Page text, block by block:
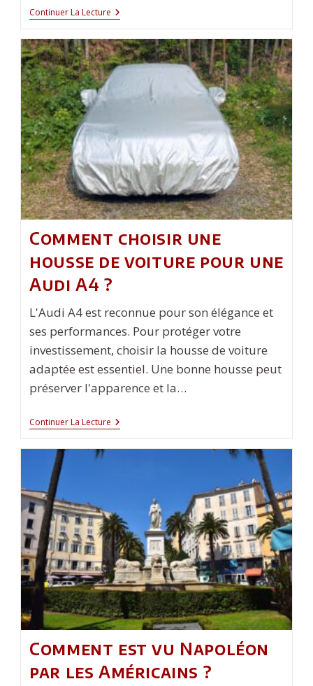
Continuer La Lecture Quelles
Sont
Arnaques
Les
Plus
Dangereuses
Coin
?
Comment choisir une
housse de voiture pour une
Audi A4 ?
L'Audi A4 est reconnue pour son élégance et
ses performances. Pour protéger votre
investissement, choisir la housse de voiture
adaptée est essentiel. Une bonne housse peut
préserver l'apparence et la…
Continuer La Lecture Comment
Choisir
Audi
A4
?
Comment est vu Napoléon
par les Américains ?